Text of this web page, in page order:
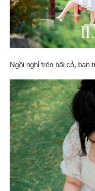
Ngồi nghỉ trên bãi cỏ, bạn